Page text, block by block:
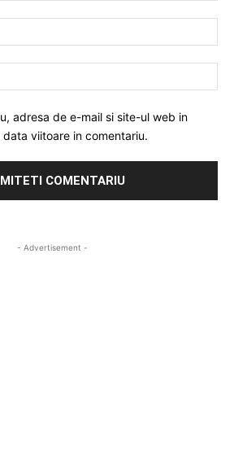
adresa de e-mail si site-ul web in
viitoare in comentariu.
- Advertisement -